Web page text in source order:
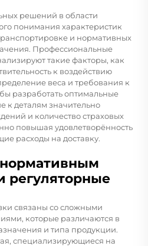
решений в области
понимания характеристик
и нормативных
Профессиональные
такие факторы, как
к воздействию
веса и требования к
разработать оптимальные
к деталям значительно
и количество страховых
повышая удовлетворённость
расходы на доставку.
регуляторные
связаны со сложными
которые различаются в
и типа продукции.
специализирующиеся на